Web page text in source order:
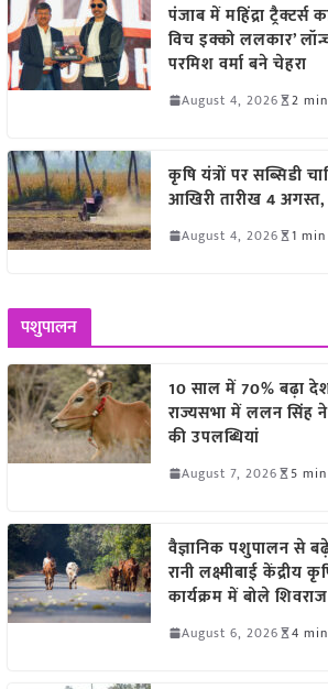
पंजाब में महिंद्रा ट्रैक्टर्स
विच इक्को ललकार’
परमिश वर्मा बने चेहरा
August 4, 2026 2
कृषि यंत्रों पर सब्सिडी
आखिरी तारीख 4
August 4, 2026 1
पशुपालन
10 साल में 70% बढ़ा
राज्यसभा में ललन सिंह ने
की उपलब्धियां
August 7, 2026 5
वैज्ञानिक पशुपालन से
रानी लक्ष्मीबाई केंद्रीय
कार्यक्रम में बोले
August 6, 2026 4